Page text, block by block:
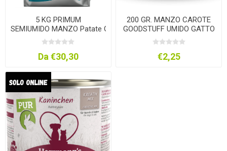
5 KG PRIMUM
SEMIUMIDO MANZO Patate GRAIN
FREE
Da €30,30
200 GR. MANZO CAROTE
GOODSTUFF UMIDO GATTO
€2,25